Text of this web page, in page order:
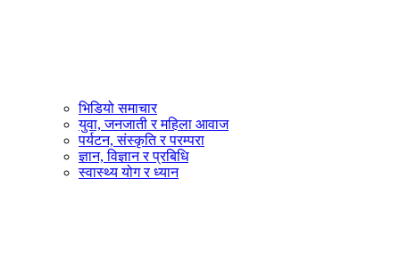
भिडियो समाचार
युवा, जनजाती र महिला आवाज
पर्यटन, संस्कृति र परम्परा
ज्ञान, विज्ञान र प्रबिधि
स्वास्थ्य योग र ध्यान